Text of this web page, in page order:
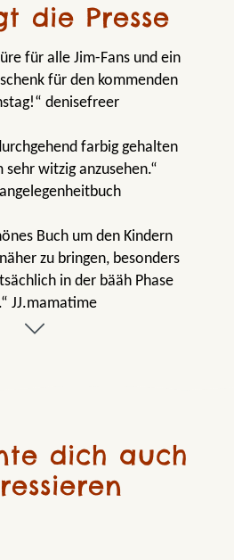
die Presse
für alle Jim-Fans und ein
für den kommenden
denisefreer
farbig gehalten
witzig anzusehen.“
Buch um den Kindern
zu bringen, besonders
in der bääh Phase
JJ.mamatime
dich auch